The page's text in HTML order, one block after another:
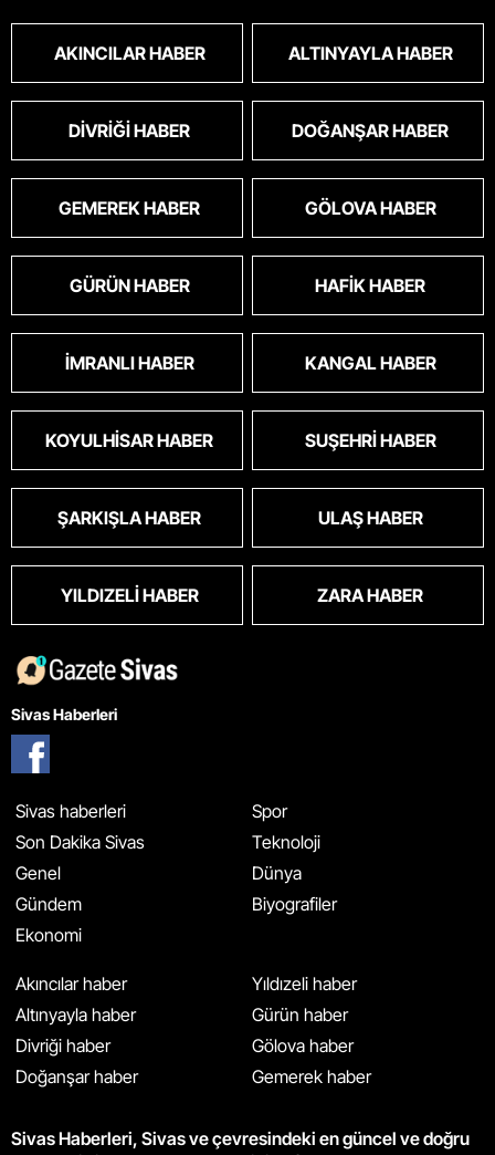
AKINCILAR HABER ALTINYAYLA HABER
DIVRIĞI HABER DOĞANŞAR HABER
GEMEREK HABER GÖLOVA HABER
GÜRÜN HABER HAFIK HABER
İMRANLI HABER KANGAL HABER
KOYULHISAR HABER SUŞEHRI HABER
ŞARKIŞLA HABER ULAŞ HABER
YILDIZELI HABER ZARA HABER
Sivas Haberleri
Sivas haberleri
Son Dakika Sivas
Genel
Gündem
Ekonomi
Spor
Teknoloji
Dünya
Biyografiler
Akıncılar haber
Altınyayla haber
Divriği haber
Doğanşar haber
Yıldızeli haber
Gürün haber
Gölova haber
Gemerek haber
Sivas Haberleri, Sivas ve çevresindeki en güncel ve doğru